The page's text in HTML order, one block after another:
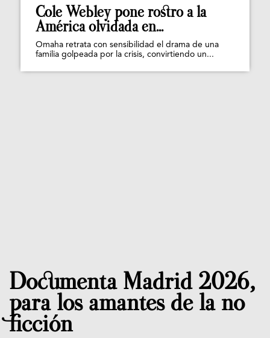
Cole Webley pone rostro a la
América olvidada en...
Omaha retrata con sensibilidad el drama de una
familia golpeada por la crisis, convirtiendo un...
Documenta Madrid 2026,
para los amantes de la no
ficción